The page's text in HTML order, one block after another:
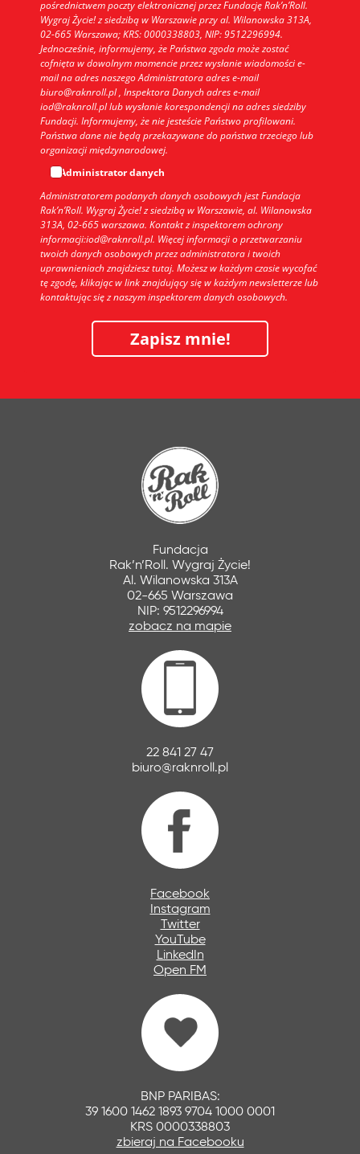
pośrednictwem poczty elektronicznej przez Fundację Rak’n’Roll.
Wygraj Życie! z siedzibą w Warszawie przy al. Wilanowska 313A,
02-665 Warszawa; KRS: 0000338803, NIP: 9512296994.
Jednocześnie, informujemy, że Państwa zgoda może zostać
cofnięta w dowolnym momencie przez wysłanie wiadomości e-
mail na adres naszego Administratora adres e-mail
biuro@raknroll.pl , Inspektora Danych adres e-mail
iod@raknroll.pl lub wysłanie korespondencji na adres siedziby
Fundacji. Informujemy, że nie jesteście Państwo profilowani.
Państwa dane nie będą przekazywane do państwa trzeciego lub
organizacji międzynarodowej.
Administrator danych
Administratorem podanych danych osobowych jest Fundacja
Rak’n’Roll. Wygraj Życie! z siedzibą w Warszawie, al. Wilanowska
313A, 02-665 warszawa. Kontakt z inspektorem ochrony
informacji:iod@raknroll.pl. Więcej informacji o przetwarzaniu
twoich danych osobowych przez administratora i twoich
uprawnieniach znajdziesz tutaj. Możesz w każdym czasie wycofać
tę zgodę, klikając w link znajdujący się w każdym newsletterze lub
kontaktując się z naszym inspektorem danych osobowych.
Zapisz mnie!
Fundacja
Rak’n’Roll. Wygraj Życie!
Al. Wilanowska 313A
02-665 Warszawa
NIP: 9512296994
zobacz na mapie
22 841 27 47
biuro@raknroll.pl
Facebook
Instagram
Twitter
YouTube
LinkedIn
Open FM
BNP PARIBAS:
39 1600 1462 1893 9704 1000 0001
KRS 0000338803
zbieraj na Facebooku